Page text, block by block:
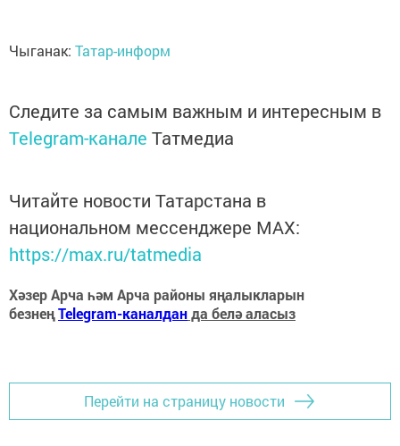
Чыганак: Татар-информ
Следите за самым важным и интересным в
Telegram-канале Татмедиа
Читайте новости Татарстана в
национальном мессенджере MАХ:
https://max.ru/tatmedia
Хәзер Арча һәм Арча районы яңалыкларын
безнеңTelegram-каналданда белә аласыз
Перейти на страницу новости